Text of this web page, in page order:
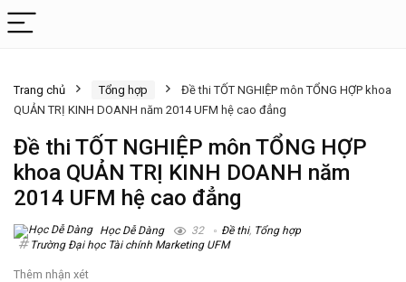
Trang chủ Tổng hợp
Đề thi TỐT NGHIỆP môn TỔNG HỢP khoa
QUẢN TRỊ KINH DOANH năm 2014 UFM hệ cao đẳng
Đề thi TỐT NGHIỆP môn TỔNG HỢP
khoa QUẢN TRỊ KINH DOANH năm
2014 UFM hệ cao đẳng
Học Dễ Dàng 32 Đề thi, Tổng hợp
Trường Đại học Tài chính Marketing UFM
Thêm nhận xét